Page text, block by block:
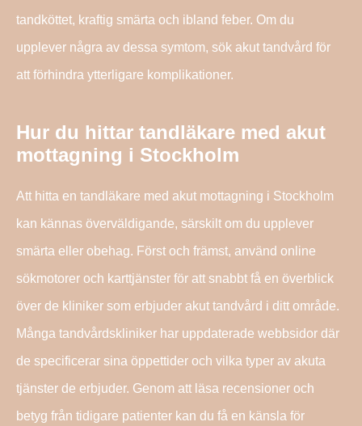
tandköttet, kraftig smärta och ibland feber. Om du
upplever några av dessa symtom, sök akut tandvård för
att förhindra ytterligare komplikationer.
Hur du hittar tandläkare med akut
mottagning i Stockholm
Att hitta en tandläkare med akut mottagning i Stockholm
kan kännas överväldigande, särskilt om du upplever
smärta eller obehag. Först och främst, använd online
sökmotorer och karttjänster för att snabbt få en överblick
över de kliniker som erbjuder akut tandvård i ditt område.
Många tandvårdskliniker har uppdaterade webbsidor där
de specificerar sina öppettider och vilka typer av akuta
tjänster de erbjuder. Genom att läsa recensioner och
betyg från tidigare patienter kan du få en känsla för